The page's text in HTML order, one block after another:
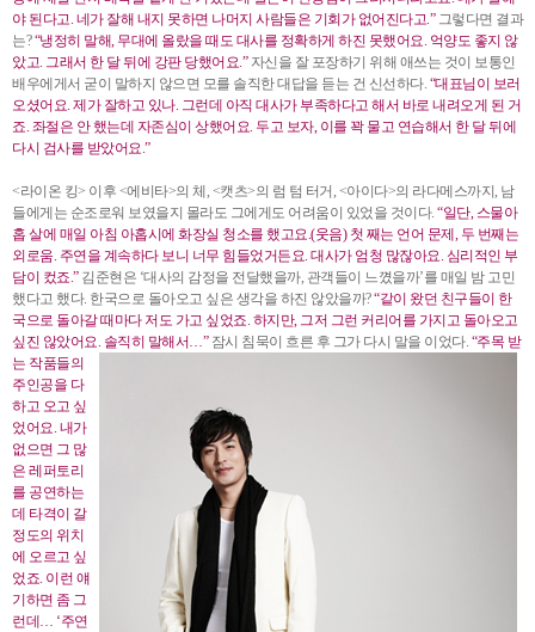
야 된다고. 네가 잘해 내지 못하면 나머지 사람들은 기회가 없어진다고.”그렇다면 결과
는?“냉정히 말해, 무대에 올랐을 때도 대사를 정확하게 하진 못했어요. 억양도 좋지 않
았고. 그래서 한 달 뒤에 강판 당했어요.” 자신을 잘 포장하기 위해 애쓰는 것이 보통인
배우에게서 굳이 말하지 않으면 모를 솔직한 대답을 듣는 건 신선하다. “대표님이 보러
오셨어요. 제가 잘하고 있나. 그런데 아직 대사가 부족하다고 해서 바로 내려오게 된 거
죠. 좌절은 안 했는데 자존심이 상했어요. 두고 보자, 이를 꽉 물고 연습해서 한 달 뒤에
다시 검사를 받았어요.”
<라이온 킹> 이후 <에비타>의 체, <캣츠>의 럼 텀 터거, <아이다>의 라다메스까지, 남
들에게는 순조로워 보였을지 몰라도 그에게도 어려움이 있었을 것이다. “일단, 스물아
홉 살에 매일 아침 아홉시에 화장실 청소를 했고요.(웃음) 첫 째는 언어 문제, 두 번째는
외로움. 주연을 계속하다 보니 너무 힘들었거든요. 대사가 엄청 많잖아요. 심리적인 부
담이 컸죠.”김준현은 ‘대사의 감정을 전달했을까, 관객들이 느꼈을까’를 매일 밤 고민
했다고 했다. 한국으로 돌아오고 싶은 생각을 하진 않았을까?“같이 왔던 친구들이 한
국으로 돌아갈 때마다 저도 가고 싶었죠. 하지만, 그저 그런 커리어를 가지고 돌아오고
싶진 않았어요. 솔직히 말해서…” 잠시 침묵이 흐른 후 그가 다시 말을 이었다. “주목 받
는 작품들의
주인공을 다
하고 오고 싶
었어요. 내가
없으면 그 많
은 레퍼토리
를 공연하는
데 타격이 갈
정도의 위치
에 오르고 싶
었죠. 이런 얘
기하면 좀 그
런데… ‘주연